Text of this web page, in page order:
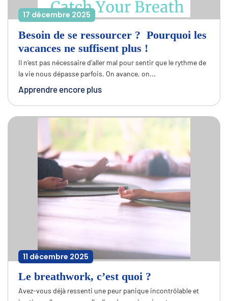
17 décembre 2025
Besoin de se ressourcer ? Pourquoi les
vacances ne suffisent plus !
Il n’est pas nécessaire d’aller mal pour sentir que le rythme de
la vie nous dépasse parfois. On avance, on...
Apprendre encore plus
11 décembre 2025
Le breathwork, c’est quoi ?
Avez-vous déjà ressenti une peur panique incontrôlable et